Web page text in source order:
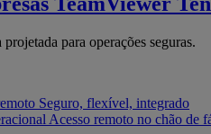
para operações seguras.
Seguro, flexível, integrado
Acesso remoto no chão de